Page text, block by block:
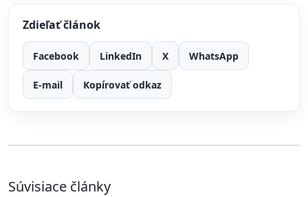
Zdieľať článok
Facebook LinkedIn X WhatsApp
E-mail Kopírovať odkaz
Súvisiace články